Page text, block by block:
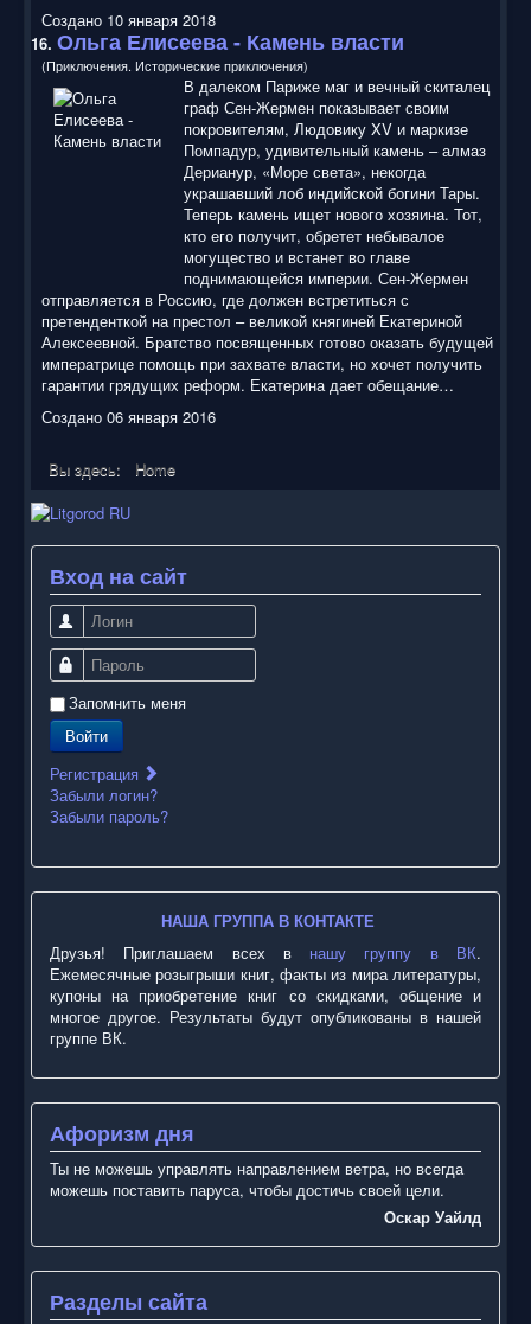
Создано 10 января 2018
16. Ольга Елисеева - Камень власти
(Приключения. Исторические приключения)
В далеком Париже маг и вечный скиталец
граф Сен-Жермен показывает своим
покровителям, Людовику XV и маркизе
Помпадур, удивительный камень – алмаз
Дерианур, «Море света», некогда
украшавший лоб индийской богини Тары.
Теперь камень ищет нового хозяина. Тот,
кто его получит, обретет небывалое
могущество и встанет во главе
поднимающейся империи. Сен-Жермен
отправляется в Россию, где должен встретиться с
претенденткой на престол – великой княгиней Екатериной
Алексеевной. Братство посвященных готово оказать будущей
императрице помощь при захвате власти, но хочет получить
гарантии грядущих реформ. Екатерина дает обещание…
Создано 06 января 2016
Вы здесь: Home
Вход на сайт
Логин
Пароль
Запомнить меня
Войти
Регистрация
Забыли логин?
Забыли пароль?
НАША ГРУППА В КОНТАКТЕ
Друзья! Приглашаем всех в нашу группу в ВК.
Ежемесячные розыгрыши книг, факты из мира литературы,
купоны на приобретение книг со скидками, общение и
многое другое. Результаты будут опубликованы в нашей
группе ВК.
Афоризм дня
Ты не можешь управлять направлением ветра, но всегда
можешь поставить паруса, чтобы достичь своей цели.
Оскар Уайлд
Разделы сайта